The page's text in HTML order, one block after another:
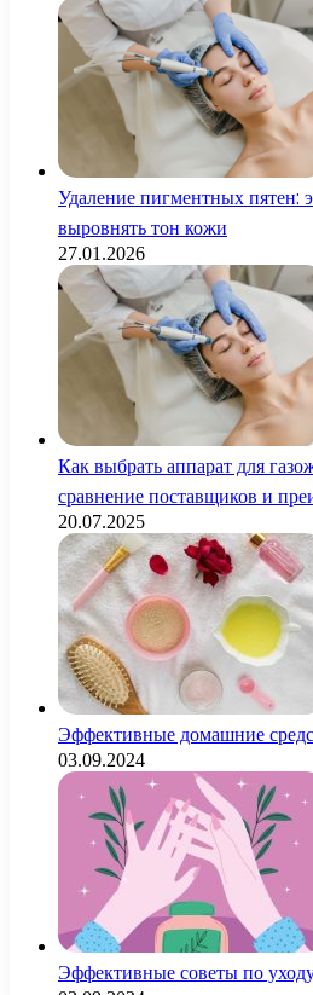
Удаление пигментных пятен:
выровнять тон кожи
27.01.2026
Как выбрать аппарат для
сравнение поставщиков и
20.07.2025
Эффективные домашние
03.09.2024
Эффективные советы по